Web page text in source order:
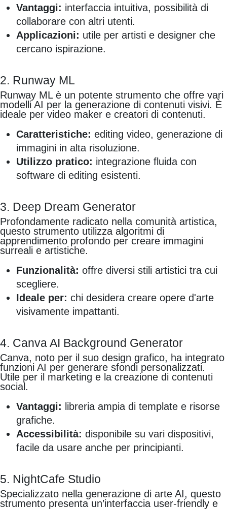
Vantaggi: interfaccia intuitiva, possibilità di
collaborare con altri utenti.
Applicazioni: utile per artisti e designer che
cercano ispirazione.
2. Runway ML
Runway ML è un potente strumento che offre vari
modelli AI per la generazione di contenuti visivi. È
ideale per video maker e creatori di contenuti.
Caratteristiche: editing video, generazione di
immagini in alta risoluzione.
Utilizzo pratico: integrazione fluida con
software di editing esistenti.
3. Deep Dream Generator
Profondamente radicato nella comunità artistica,
questo strumento utilizza algoritmi di
apprendimento profondo per creare immagini
surreali e artistiche.
Funzionalità: offre diversi stili artistici tra cui
scegliere.
Ideale per: chi desidera creare opere d'arte
visivamente impattanti.
4. Canva AI Background Generator
Canva, noto per il suo design grafico, ha integrato
funzioni AI per generare sfondi personalizzati.
Utile per il marketing e la creazione di contenuti
social.
Vantaggi: libreria ampia di template e risorse
grafiche.
Accessibilità: disponibile su vari dispositivi,
facile da usare anche per principianti.
5. NightCafe Studio
Specializzato nella generazione di arte AI, questo
strumento presenta un’interfaccia user-friendly e